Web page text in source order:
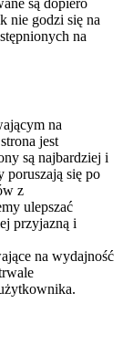
są dopiero
nie godzi się na
na
na
jest
są najbardziej i
się po
z
ulepszać
przyjazną i
na wydajność